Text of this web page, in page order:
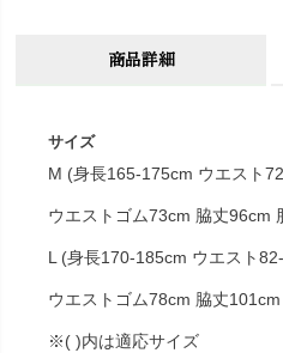
商品詳細
サイズ
M (身長165-175cm ウエスト
ウエストゴム73cm 脇丈96cm
L (身長170-185cm ウエスト
ウエストゴム78cm 脇丈
※( )内は適応サイズ